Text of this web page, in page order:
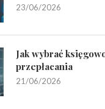
23/06/2026
Jak wybrać
przepłacania
21/06/2026